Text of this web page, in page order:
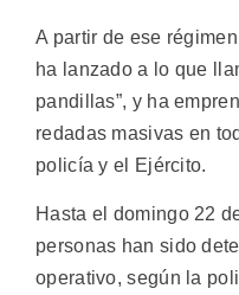
A partir de ese
ha lanzado a lo que
pandillas”, y ha
redadas masivas en
policía y el Ejército.
Hasta el domingo 22
personas han sido
operativo, según la